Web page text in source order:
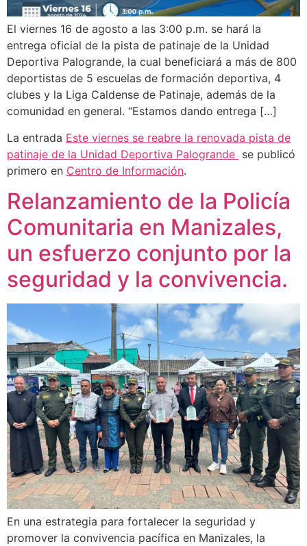
El viernes 16 de agosto a las 3:00 p.m. se hará la
entrega oficial de la pista de patinaje de la Unidad
Deportiva Palogrande, la cual beneficiará a más de 800
deportistas de 5 escuelas de formación deportiva, 4
clubes y la Liga Caldense de Patinaje, además de la
comunidad en general. “Estamos dando entrega […]
La entrada Este viernes se reabre la renovada pista de
patinaje de la Unidad Deportiva Palogrande se publicó
primero en Centro de Información.
Relanzamiento de la Policía
Comunitaria en Manizales,
un esfuerzo conjunto por la
seguridad y la convivencia.
En una estrategia para fortalecer la seguridad y
promover la convivencia pacífica en Manizales, la